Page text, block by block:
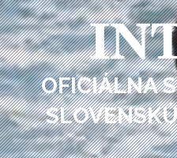
OFICIÁLNA